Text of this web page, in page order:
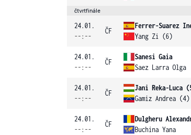
čtvrtfinále
24.01.
--:--
ČF
Ferrer-Suarez
Yang Zi (6)
24.01.
--:--
ČF
Sanesi Gaia
Saez Larra Olga
24.01.
--:--
ČF
Jani Reka-Luca
Gamiz Andrea (4)
24.01.
--:--
ČF
Dulgheru
Buchina Yana